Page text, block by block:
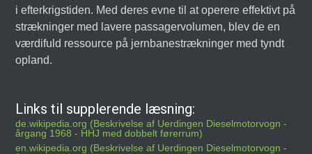
i efterkrigstiden. Med deres evne til at operere effektivt på
strækninger med lavere passagervolumen, blev de en
værdifuld ressource på jernbanestrækninger med tyndt
opland.
Links til supplerende læsning:
de.wikipedia.org (Beskrivelse af Uerdingen Dieselmotorvogn -
årgang 1968 - HHJ med dobbelt førerrum)
en.wikipedia.org (Beskrivelse af Uerdingen Dieselmotorvogn -